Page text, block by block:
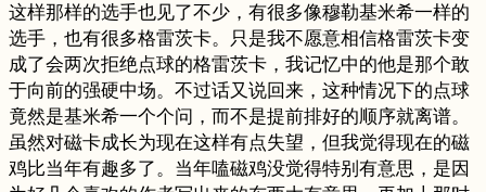
这样那样的选手也见了不少，有很多像穆勒基米希一样的
选手，也有很多格雷茨卡。只是我不愿意相信格雷茨卡变
成了会两次拒绝点球的格雷茨卡，我记忆中的他是那个敢
于向前的强硬中场。不过话又说回来，这种情况下的点球
竟然是基米希一个个问，而不是提前排好的顺序就离谱。
虽然对磁卡成长为现在这样有点失望，但我觉得现在的磁
鸡比当年有趣多了。当年嗑磁鸡没觉得特别有意思，是因